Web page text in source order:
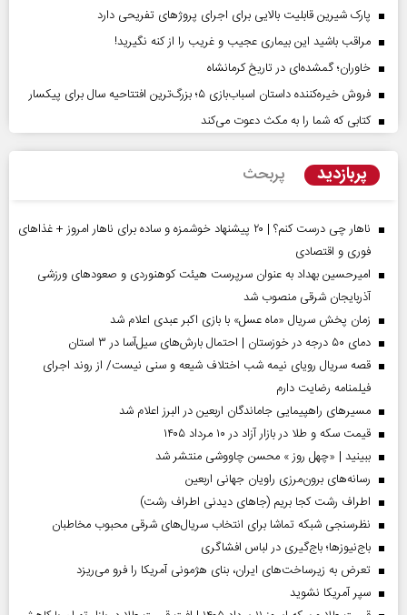
پارک شیرین قابلیت‌ بالایی برای اجرای پروژهای تفریحی دارد
مراقب باشید این بیماری عجیب و غریب را از کنه نگیرید!
خاوران؛ گمشده‌ای در تاریخ کرمانشاه
فروش خیره‌کننده داستان اسباب‌بازی ۵؛ بزرگ‌ترین افتتاحیه سال برای پیکسار
کتابی که شما را به مکث دعوت می‌کند
پربازدید پربحث
ناهار چی درست کنم؟ | ۲۰ پیشنهاد خوشمزه و ساده برای ناهار امروز + غذاهای
فوری و اقتصادی
امیرحسین بهداد به عنوان سرپرست هیئت کوهنوردی و صعودهای ورزشی
آذربایجان شرقی منصوب شد
زمان پخش سریال «ماه عسل» با بازی اکبر عبدی اعلام شد
دمای ۵۰ درجه در خوزستان | احتمال بارش‌های سیل‌آسا در ۳ استان
قصه سریال رویای نیمه شب اختلاف شیعه و سنی نیست/ از روند اجرای
فیلمنامه رضایت دارم
مسیر‌های راهپیمایی جاماندگان اربعین در البرز اعلام شد
قیمت سکه و طلا در بازار آزاد در ۱۰ مرداد ۱۴۰۵
ببینید | «چهل روز » محسن چاووشی منتشر شد
رسانه‌های برون‌مرزی راویان جهانی اربعین
اطراف رشت کجا بریم (جاهای دیدنی اطراف رشت)
نظرسنجی شبکه تماشا برای انتخاب سریال‌های شرقی محبوب مخاطبان
باج‌نیوزها؛ باج‌گیری در لباس افشاگری
تعرض به زیرساخت‌های ایران، بنای هژمونی آمریکا را فرو می‌ریزد
سپر آمریکا نشوید